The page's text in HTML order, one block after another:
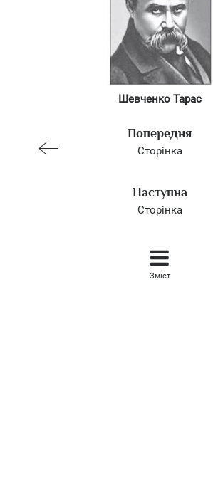
Шевченко Тарас
Попередня
Сторінка
Наступна
Сторінка
Зміст